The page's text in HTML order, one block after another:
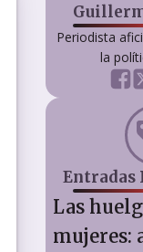
Periodista
la
Entradas
Las
mujeres: